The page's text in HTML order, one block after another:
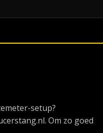
setup?
Om zo goed